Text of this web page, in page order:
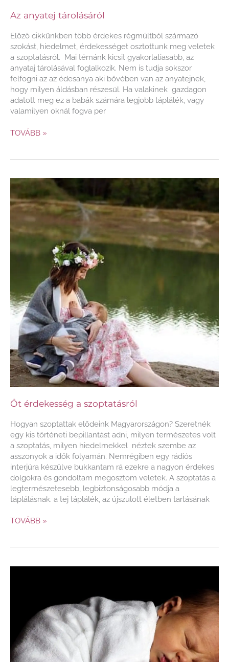
Az anyatej tárolásáról
Előző cikkünkben több érdekes régmúltból származó
szokást, hiedelmet, érdekességet osztottunk meg veletek
a szoptatásról. Mai témánk kicsit gyakorlatiasabb, az
anyataj tárolásával foglalkozik. Nem is tudja sokszor
felfogni az az édesanya aki bővében van az anyatejnek,
hogy milyen áldásban részesül. Ha valakinek gazdagon
adatott meg ez a babák számára legjobb táplálék, vagy
valamilyen oknál fogva per
TOVÁBB »
Öt érdekesség a szoptatásról
Hogyan szoptattak elődeink Magyarországon? Szeretnék
egy kis történeti bepillantást adni, milyen természetes volt
a szoptatás, milyen hiedelmekkel néztek szembe az
asszonyok a idők folyamán. Nemrégiben egy rádiós
interjúra készülve bukkantam rá ezekre a nagyon érdekes
dolgokra és gondoltam megosztom veletek. A szoptatás a
legtermészetesebb, legbiztonságosabb módja a
táplálásnak. a tej táplálék, az újszülött életben tartásának
Öt
érdekesség
a
szoptatásról
TOVÁBB »